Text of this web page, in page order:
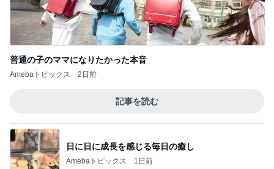
普通の子のママになりたかった本音
Amebaトピックス 2日前
記事を読む
日に日に成長を感じる毎日の癒し
Amebaトピックス 1日前